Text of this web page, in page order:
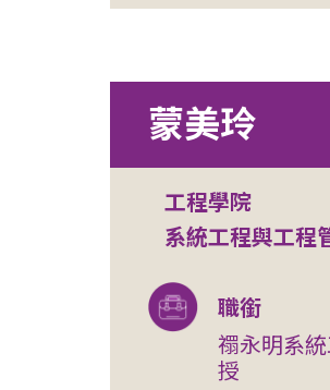
蒙美玲
工程學院
系統工程與工程
職銜
禤永明系
授